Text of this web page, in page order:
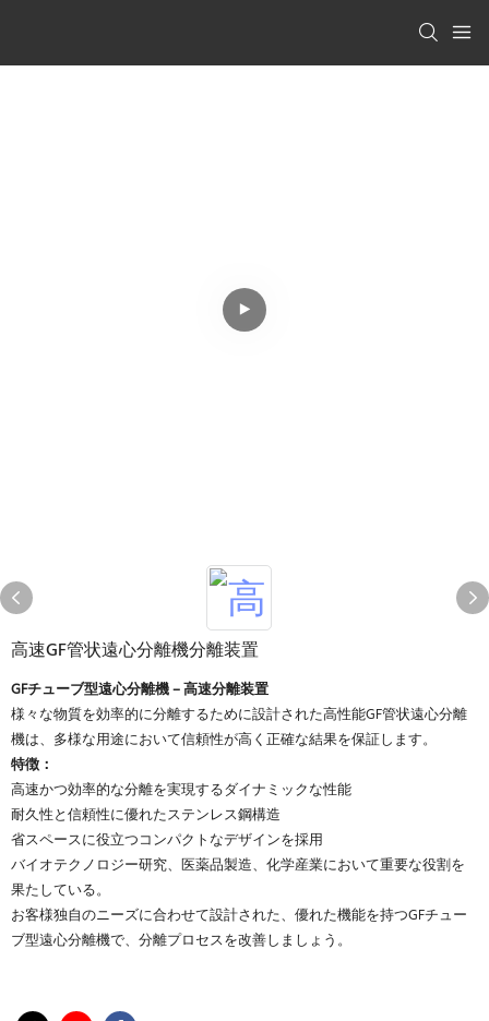
高速GF管状遠心分離機分離装置
GFチューブ型遠心分離機 – 高速分離装置
様々な物質を効率的に分離するために設計された高性能GF管状遠心分離
機は、多様な用途において信頼性が高く正確な結果を保証します。
特徴：
高速かつ効率的な分離を実現するダイナミックな性能
耐久性と信頼性に優れたステンレス鋼構造
省スペースに役立つコンパクトなデザインを採用
バイオテクノロジー研究、医薬品製造、化学産業において重要な役割を
果たしている。
お客様独自のニーズに合わせて設計された、優れた機能を持つGFチュー
ブ型遠心分離機で、分離プロセスを改善しましょう。